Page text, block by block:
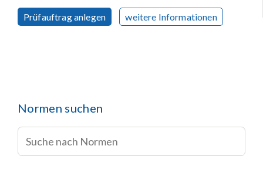
Prüfauftrag anlegen weitere Informationen
Normen suchen